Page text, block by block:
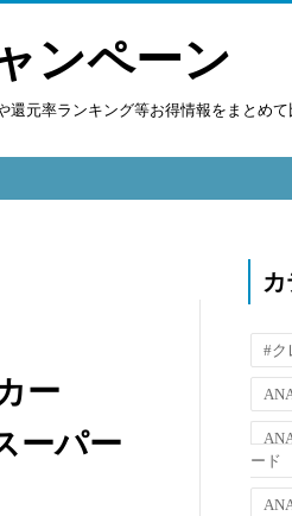
ンペーン
元率ランキング等お得情報をまとめて
ー
ーパー
#ク
ード